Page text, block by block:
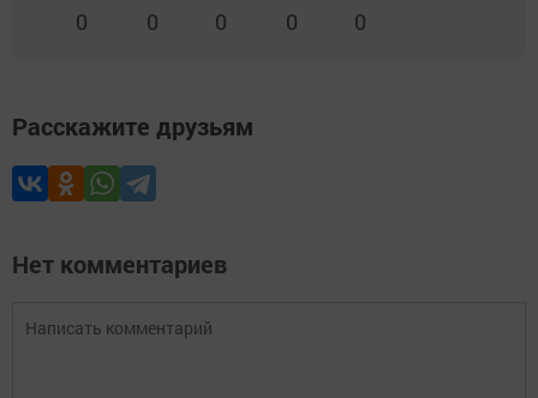
0 0 0 0 0
Расскажите друзьям
Нет комментариев